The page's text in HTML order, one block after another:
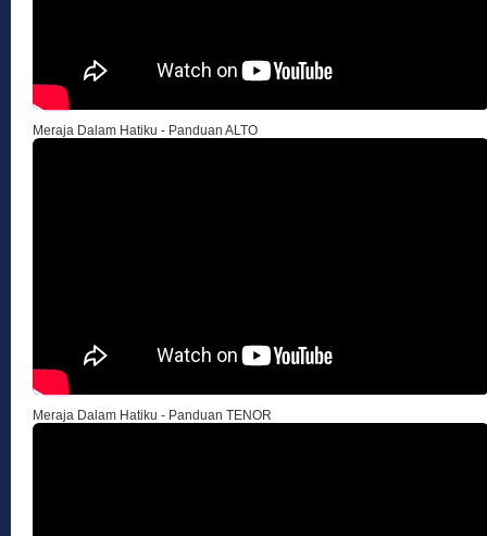
Meraja Dalam Hatiku - Panduan ALTO
Meraja Dalam Hatiku - Panduan TENOR